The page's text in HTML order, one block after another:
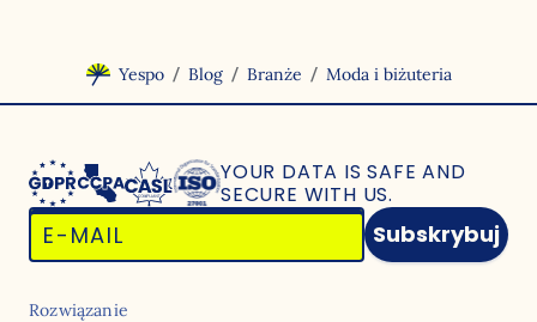
Yespo / Blog / Branże / Moda i biżuteria
YOUR DATA IS SAFE AND
SECURE WITH US.
Subskrybuj
Rozwiązanie